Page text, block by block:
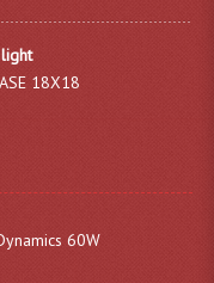
Studio
18X18
60W